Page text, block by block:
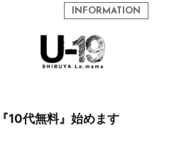
『10代無料』始めます